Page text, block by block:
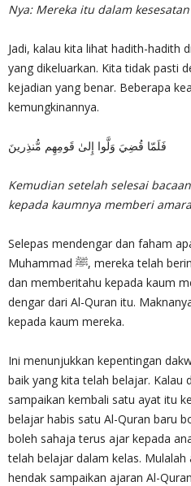
Nya: Mereka itu dalam
Jadi, kalau kita lihat hadith-hadith
yang dikeluarkan. Kita tidak pasti
kejadian yang benar. Beberapa
kemungkinannya.
فَلَمّا قُضِيَ وَلَّوا إِلىٰ قَومِهِم مُّنذِرينَ
Kemudian setelah selesai
kepada kaumnya memberi
Selepas mendengar dan faham
Muhammad ﷺ, mereka telah beriman dan mereka terus pulang
dan memberitahu kepada kaum
dengar dari Al-Quran itu.
kepada kaum mereka.
Ini menunjukkan kepentingan
baik yang kita telah belajar. Kalau
sampaikan kembali satu ayat itu
belajar habis satu Al-Quran baru
boleh sahaja terus ajar kepada
telah belajar dalam kelas.
hendak sampaikan ajaran Al-